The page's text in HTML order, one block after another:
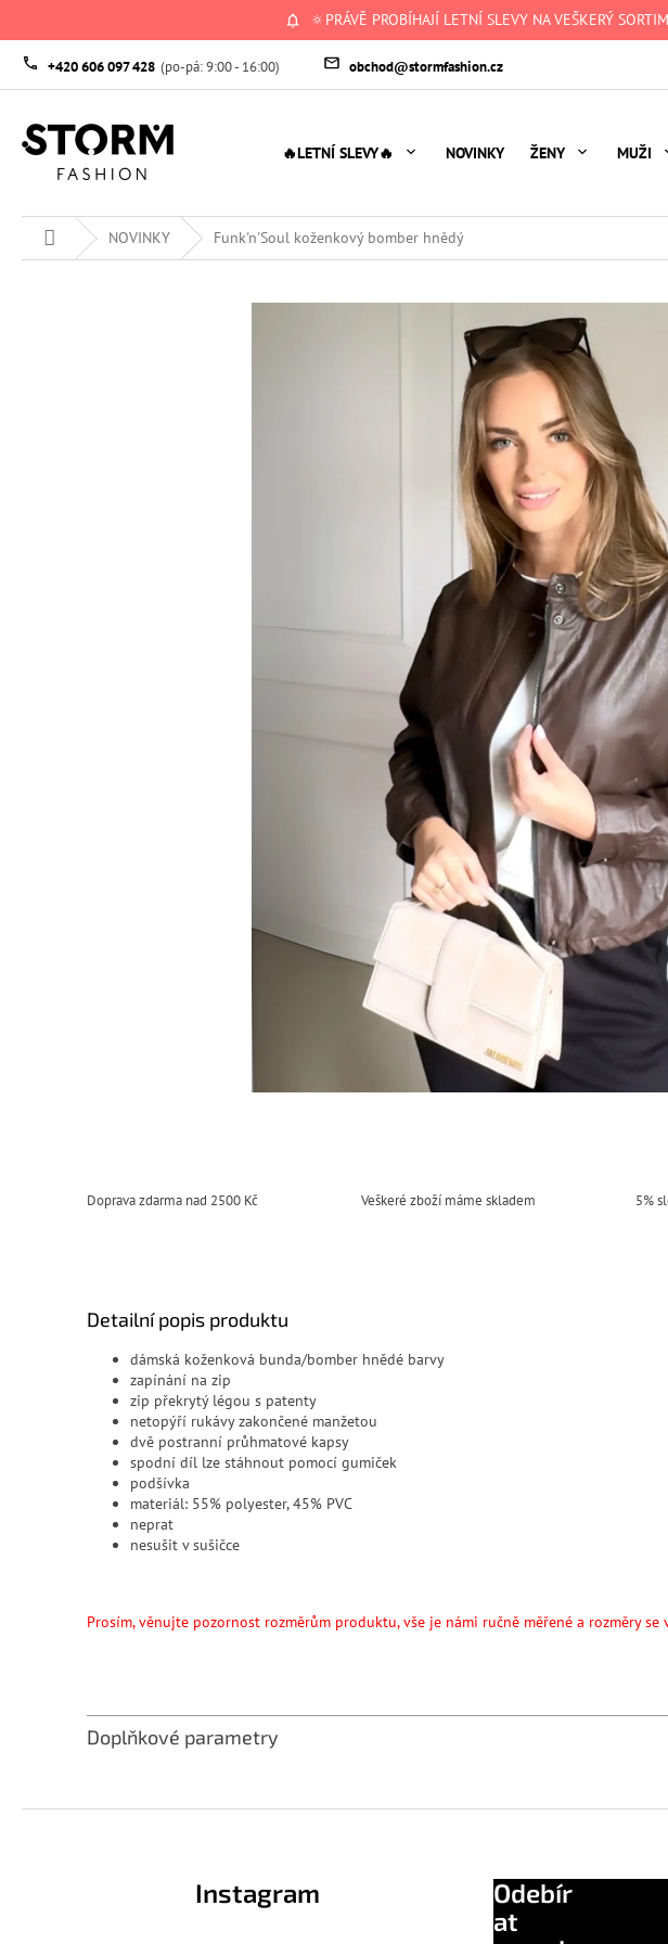
🔅PRÁVĚ PROBÍHAJÍ LETNÍ SLEVY NA VEŠKERÝ
+420 606 097 428 obchod@stormfashion.cz
🔥LETNÍ SLEVY🔥 NOVINKY ŽENY MUŽI
Domů NOVINKY Funk'n'Soul koženkový bomber hnědý
Doprava zdarma nad 2500 Kč Veškeré zboží máme skladem 5%
Detailní popis produktu
dámská koženková bunda/bomber hnědé barvy
zapínání na zip
zip překrytý légou s patenty
netopýří rukávy zakončené manžetou
dvě postranní průhmatové kapsy
spodní díl lze stáhnout pomocí gumiček
podšívka
materiál: 55% polyester, 45% PVC
neprat
nesušit v sušičce
Prosím, věnujte pozornost rozměrům produktu, vše je námi ručně měřené a rozměry
Doplňkové parametry
Instagram
Odebír
at